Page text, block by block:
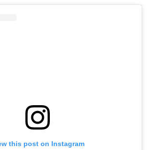
this post on Instagram